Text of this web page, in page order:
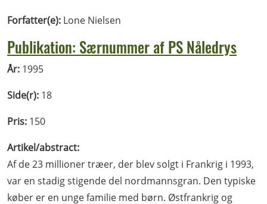
Forfatter(e): Lone Nielsen
Publikation: Særnummer af PS Nåledrys
År: 1995
Side(r): 18
Pris: 150
Artikel/abstract:
Af de 23 millioner træer, der blev solgt i Frankrig i 1993,
var en stadig stigende del nordmannsgran. Den typiske
køber er en unge familie med børn. Østfrankrig og